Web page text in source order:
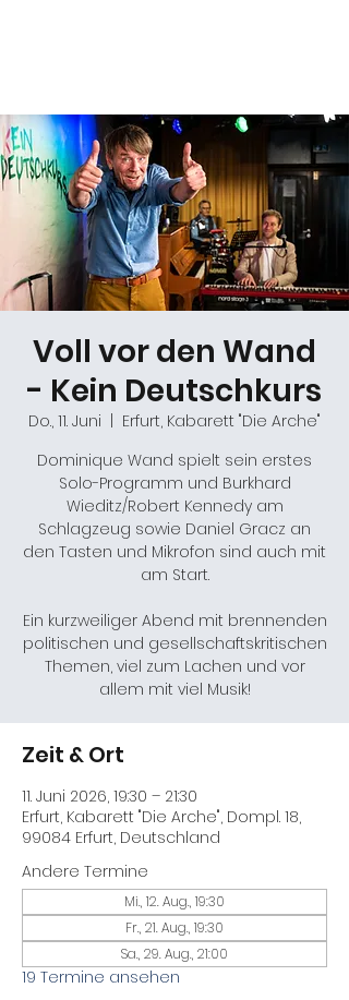
Voll vor den Wand
- Kein Deutschkurs
Do., 11. Juni
Erfurt, Kabarett "Die Arche"
Dominique Wand spielt sein erstes
Solo-Programm und Burkhard
Wieditz/Robert Kennedy am
Schlagzeug sowie Daniel Gracz an
den Tasten und Mikrofon sind auch mit
am Start.
Ein kurzweiliger Abend mit brennenden
politischen und gesellschaftskritischen
Themen, viel zum Lachen und vor
allem mit viel Musik!
Zeit & Ort
11. Juni 2026, 19:30 – 21:30
Erfurt, Kabarett "Die Arche", Dompl. 18,
99084 Erfurt, Deutschland
Andere Termine
Mi., 12. Aug., 19:30
Fr., 21. Aug., 19:30
Sa., 29. Aug., 21:00
19 Termine ansehen